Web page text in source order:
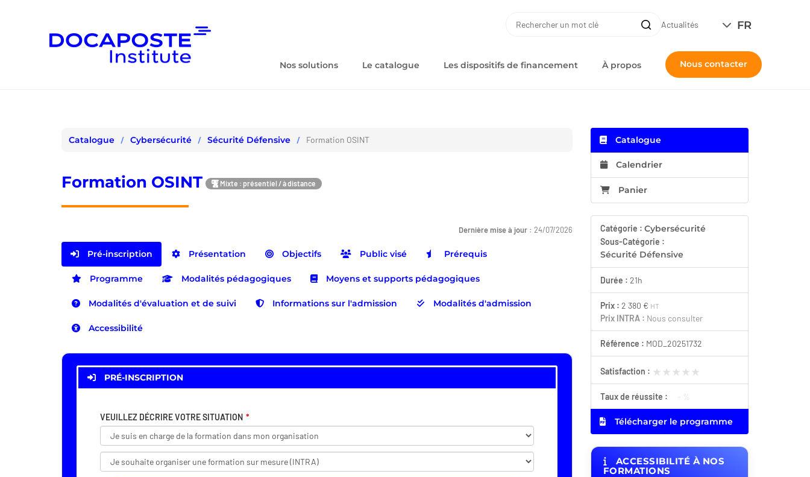
FR
RECHERCHE Recherche
Actualités
Nos solutions Le catalogue Les dispositifs de financement À propos Nous contacter
Catalogue Cybersécurité Sécurité Défensive Formation OSINT
Formation OSINT Mixte : présentiel / à distance
Dernière mise à jour : 24/07/2026
Pré-inscription Présentation Objectifs Public visé Prérequis
Programme Modalités pédagogiques Moyens et supports pédagogiques
Modalités d'évaluation et de suivi Informations sur l'admission Modalités d'admission
Accessibilité
PRÉ-INSCRIPTION
VEUILLEZ DÉCRIRE VOTRE SITUATION
Catalogue
Calendrier
Panier
Catégorie : Cybersécurité
Sous-Catégorie :
Sécurité Défensive
Durée : 21h
Prix : 2 380 € HT
Prix INTRA : Nous consulter
Référence : MOD_20251732
Satisfaction : ★★★★★
★★★★★
Taux de réussite : - %
Télécharger le programme
ACCESSIBILITÉ À NOS
FORMATIONS